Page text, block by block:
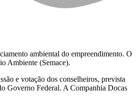
ambiental do empreendimento. O
Ambiente (Semace).
e votação dos conselheiros, prevista
Governo Federal. A Companhia Docas